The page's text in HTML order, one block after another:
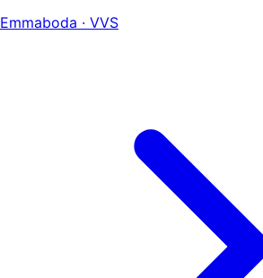
Emmaboda · VVS